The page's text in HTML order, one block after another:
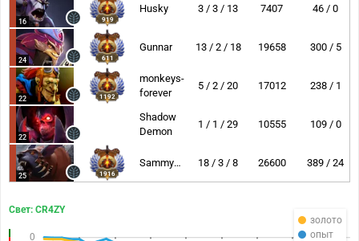
16 919
Husky 3 / 3 / 13 7407 46 / 0
24 611
Gunnar 13 / 2 / 18 19658 300 / 5
22 1192
monkeys-
forever
5 / 2 / 20 17012 238 / 1
22
Shadow
Demon
1 / 1 / 29 10555 109 / 0
25 1916
Sammyboy 18 / 3 / 8 26600 389 / 24
золото
опыт
Свет: CR4ZY